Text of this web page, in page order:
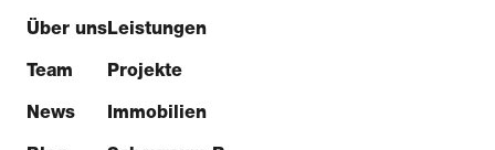
Über uns
Team
News
Leistungen
Projekte
Immobilien